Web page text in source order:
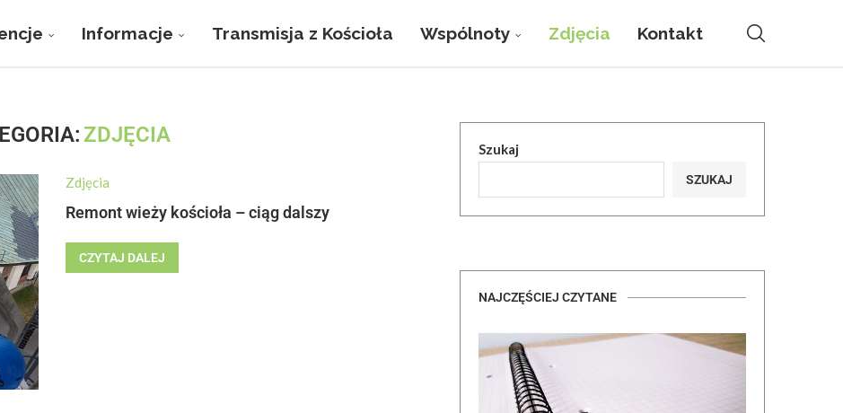
Informacje Transmisja z Kościoła Wspólnoty Zdjęcia Kontakt
ZDJĘCIA
Zdjęcia
Remont wieży kościoła – ciąg dalszy
CZYTAJ DALEJ
Szukaj
SZUKAJ
NAJCZĘŚCIEJ CZYTANE